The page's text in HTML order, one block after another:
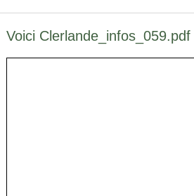
Voici Clerlande_infos_059.pdf